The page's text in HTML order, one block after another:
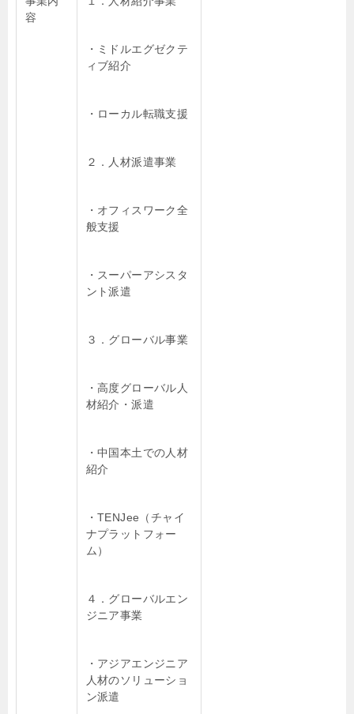
容
・ミドルエグゼクテ
ィブ紹介
・ローカル転職支援
２．人材派遣事業
・オフィスワーク全
般支援
・スーパーアシスタ
ント派遣
３．グローバル事業
・高度グローバル人
材紹介・派遣
・中国本土での人材
紹介
・TENJee（チャイ
ナプラットフォー
ム）
４．グローバルエン
ジニア事業
・アジアエンジニア
人材のソリューショ
ン派遣